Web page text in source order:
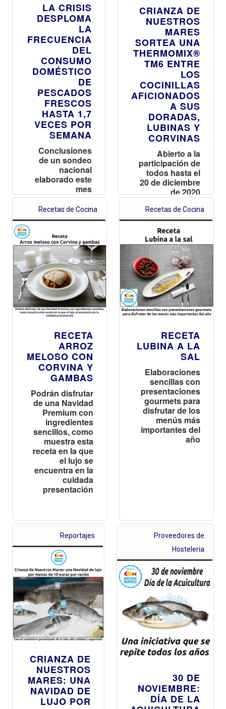
LA CRISIS
DESPLOMA
LA
FRECUENCIA
DEL
CONSUMO
DOMÉSTICO
DE
PESCADOS
FRESCOS
HASTA 1,7
VECES POR
SEMANA
Conclusiones
de un sondeo
nacional
elaborado este
mes
CRIANZA DE
NUESTROS
MARES
SORTEA UNA
THERMOMIX®
TM6 ENTRE
LOS
COCINILLAS
AFICIONADOS
A SUS
DORADAS,
LUBINAS Y
CORVINAS
Abierto a la
participación de
todos hasta el
20 de diciembre
de 2020
Recetas de Cocina
RECETA
ARROZ
MELOSO CON
CORVINA Y
GAMBAS
Podrán disfrutar
de una Navidad
Premium con
ingredientes
sencillos, como
muestra esta
receta en la que
el lujo se
encuentra en la
cuidada
presentación
Recetas de Cocina
RECETA
LUBINA A LA
SAL
Elaboraciones
sencillas con
presentaciones
gourmets para
disfrutar de los
menús más
importantes del
año
Reportajes
CRIANZA DE
NUESTROS
MARES: UNA
NAVIDAD DE
LUJO POR
Proveedores de
Hosteleria
30 DE
NOVIEMBRE:
DÍA DE LA